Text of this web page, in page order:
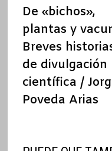
de
entradas
De «bichos»,
plantas y
Breves
de divulgación
científica /
Poveda Arias